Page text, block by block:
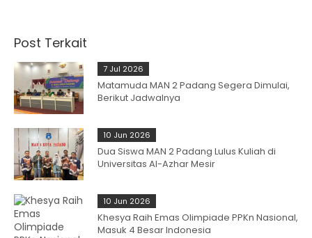
Post Terkait
7 Jul 2026
Matamuda MAN 2 Padang Segera Dimulai,
Berikut Jadwalnya
10 Jun 2026
Dua Siswa MAN 2 Padang Lulus Kuliah di
Universitas Al-Azhar Mesir
10 Jun 2026
Khesya Raih Emas Olimpiade PPKn Nasional,
Masuk 4 Besar Indonesia